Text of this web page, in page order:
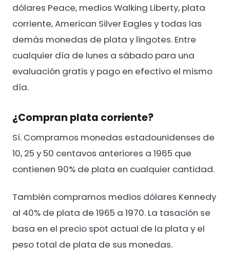
dólares Peace, medios Walking Liberty, plata
corriente, American Silver Eagles y todas las
demás monedas de plata y lingotes. Entre
cualquier día de lunes a sábado para una
evaluación gratis y pago en efectivo el mismo
día.
¿Compran plata corriente?
Sí. Compramos monedas estadounidenses de
10, 25 y 50 centavos anteriores a 1965 que
contienen 90% de plata en cualquier cantidad.
También compramos medios dólares Kennedy
al 40% de plata de 1965 a 1970. La tasación se
basa en el precio spot actual de la plata y el
peso total de plata de sus monedas.